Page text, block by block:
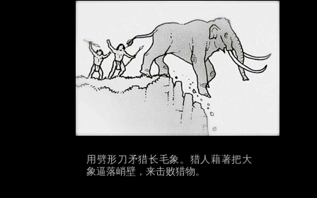
用劈形刀矛猎长毛象。猎人藉著把大
象逼落峭壁，来击败猎物。